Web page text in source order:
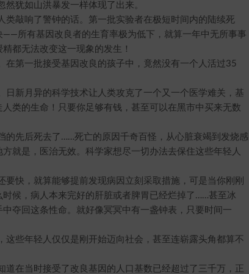
犹如山洪暴发一样体现了出来。
敲响了警钟的话。第一批实验者在极短时间内的陆续死
所有基因改良者的生育率极为低下，就算一年中无所事事
都无法改变这一现象的发生！
第一批接受基因改良的孩子中，竟然没有一个人活过35
新月异的科学技术让人类攻克了一个又一个医学难关，基
类的生命！只要你足够有钱，甚至可以在黑市中买来无数
先后死去了……死亡的原因千奇百怪，从心脏衰竭到发烧感
就是，医治无效。科学家想尽一切办法去保住这些年轻人
快，就算能够提前发现病因立刻采取措施，可是当你刚刚
候，病人本来完好的肝脏或者脾胃已经烂掉了……甚至冰
夺回这条性命。就好像冥冥中有一盏钟表，只要时间一
些年轻人仅仅是刚开始迈向社会，甚至连崭露头角都算不
在当时接受了改良基因的人口基数已经超过了三千万，正